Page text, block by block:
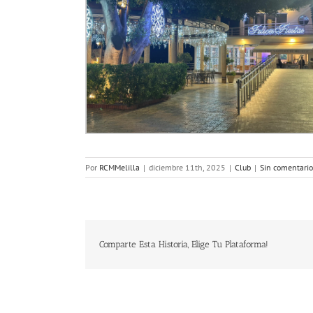
Por RCMMelilla | diciembre 11th, 2025 | Club | Sin
Comparte Esta Historia, Elige Tu Plataforma!